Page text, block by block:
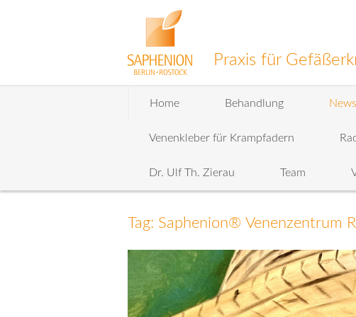
Praxis für
Home Behandlung
Venenkleber für Krampfadern
Dr. Ulf Th. Zierau Team
Tag: Saphenion® Venenzentrum